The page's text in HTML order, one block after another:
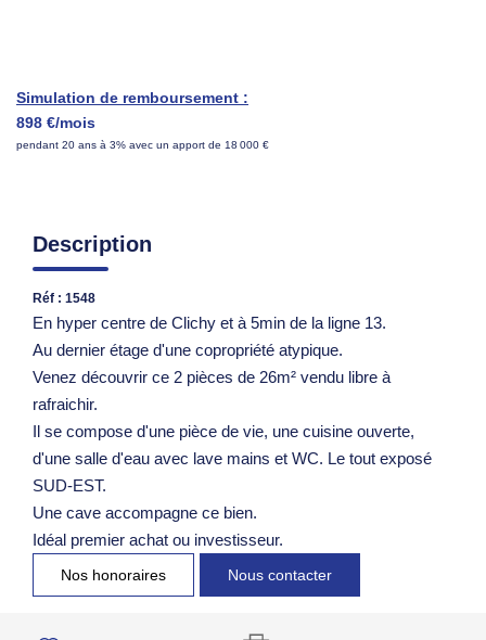
Simulation de remboursement :
898 €/mois
pendant 20 ans à 3% avec un apport de 18 000 €
Description
Réf : 1548
En hyper centre de Clichy et à 5min de la ligne 13.
Au dernier étage d'une copropriété atypique.
Venez découvrir ce 2 pièces de 26m² vendu libre à
rafraichir.
Il se compose d'une pièce de vie, une cuisine ouverte,
d'une salle d'eau avec lave mains et WC. Le tout exposé
SUD-EST.
Une cave accompagne ce bien.
Idéal premier achat ou investisseur.
Nos honoraires Nous contacter